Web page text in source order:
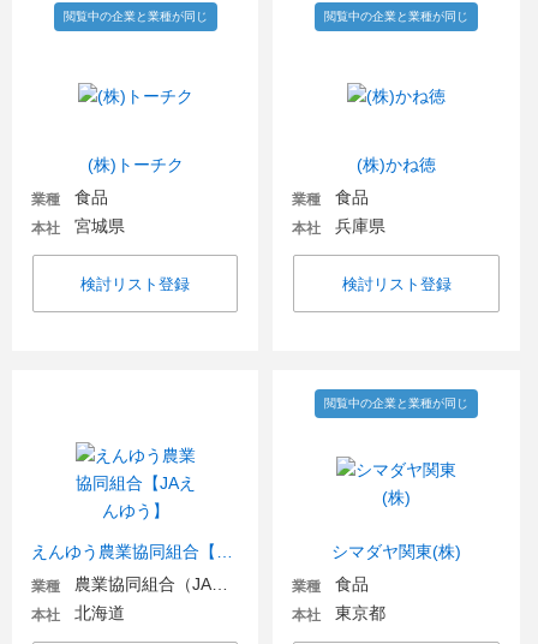
(株)トーチク
閲覧中の企業と業種が同じ
業種 食品
本社 宮城県
検討リスト登録
(株)かね徳
閲覧中の企業と業種が同じ
業種 食品
本社 兵庫県
検討リスト登録
業種
本社 北海道
シマダヤ関東(株)
閲覧中の企業と業種が同じ
業種 食品
本社 東京都